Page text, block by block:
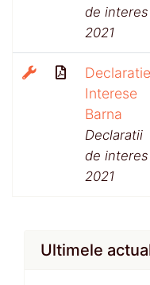
de interes
2021
Declaratie
Interese
Barna
Declaratii
de interes
2021
Ultimele